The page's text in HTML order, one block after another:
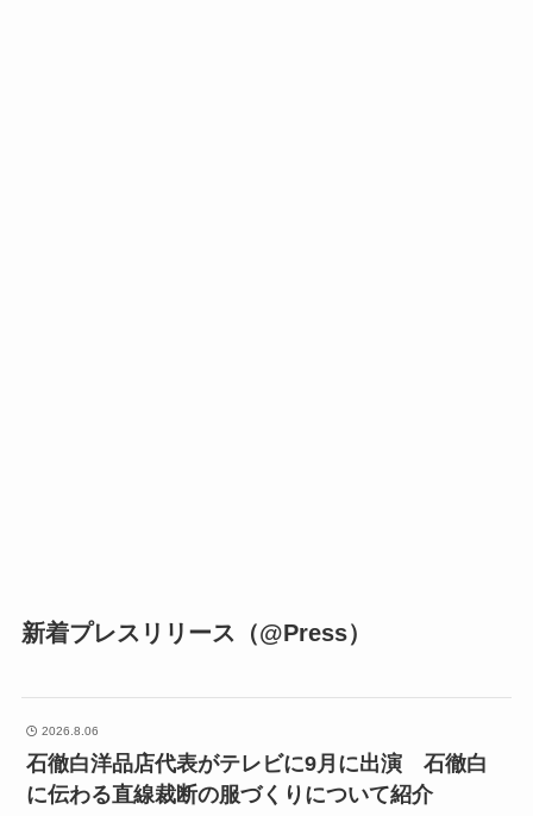
新着プレスリリース（@Press）
2026.8.06
石徹白洋品店代表がテレビに9月に出演 石徹白
に伝わる直線裁断の服づくりについて紹介